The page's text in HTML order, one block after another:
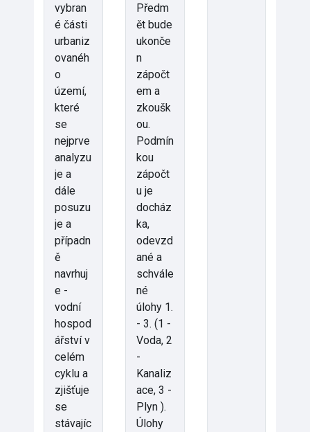
vybran
é části
urbaniz
ovanéh
o
území,
které
se
nejprve
analyzu
je a
dále
posuzu
je a
případn
ě
navrhuj
e -
vodní
hospod
ářství v
celém
cyklu a
zjišťuje
se
stávajíc
Předm
ět bude
ukonče
n
zápočt
em a
zkoušk
ou.
Podmín
kou
zápočt
u je
docház
ka,
odevzd
ané a
schvále
né
úlohy 1.
- 3. (1 -
Voda, 2
-
Kanaliz
ace, 3 -
Plyn ).
Úlohy